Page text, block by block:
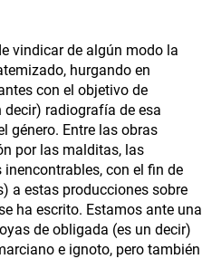
vindicar de algún modo la
hurgando en
con el objetivo de
radiografía de esa
género. Entre las obras
por las malditas, las
con el fin de
a estas producciones sobre
ha escrito. Estamos ante una
de obligada (es un decir)
e ignoto, pero también